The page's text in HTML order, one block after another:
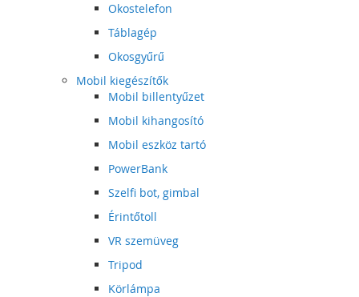
Okostelefon
Táblagép
Okosgyűrű
Mobil kiegészítők
Mobil billentyűzet
Mobil kihangosító
Mobil eszköz tartó
PowerBank
Szelfi bot, gimbal
Érintőtoll
VR szemüveg
Tripod
Körlámpa